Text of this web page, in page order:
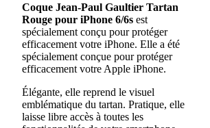
Coque Jean-Paul Gaultier Tartan
Rouge pour iPhone 6/6sest
spécialement conçu pour protéger
efficacement votre iPhone. Elle a été
spécialement conçue pour protéger
efficacement votre Apple iPhone.
Élégante, elle reprend le visuel
emblématique du tartan. Pratique, elle
laisse libre accès à toutes les